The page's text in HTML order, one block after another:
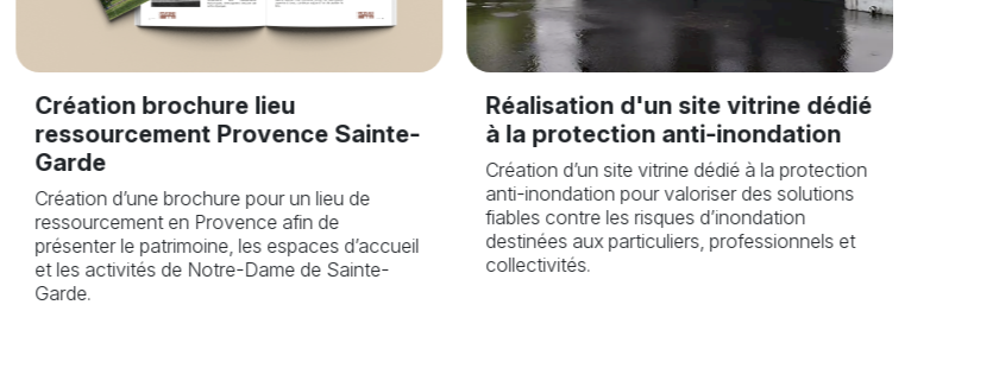
Création brochure lieu
ressourcement Provence Sainte-
Garde
Création d’une brochure pour un lieu de
ressourcement en Provence afin de
présenter le patrimoine, les espaces d’accueil
et les activités de Notre-Dame de Sainte-
Garde.
Réalisation d'un site vitrine dédié
à la protection anti-inondation
Création d’un site vitrine dédié à la protection
anti-inondation pour valoriser des solutions
fiables contre les risques d’inondation
destinées aux particuliers, professionnels et
collectivités.